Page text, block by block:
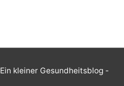
Ein kleiner Gesundheitsblog -